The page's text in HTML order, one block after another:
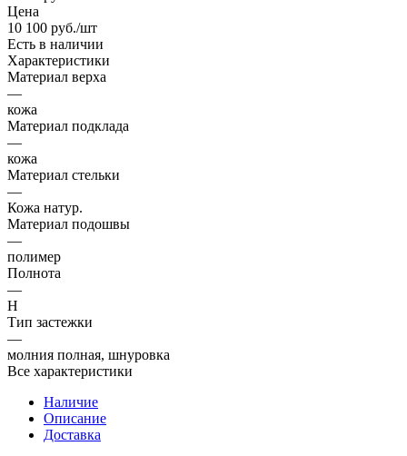
Цена
10 100 руб./шт
Есть в наличии
Характеристики
Материал верха
—
кожа
Материал подклада
—
кожа
Материал стельки
—
Кожа натур.
Материал подошвы
—
полимер
Полнота
—
H
Тип застежки
—
молния полная, шнуровка
Все характеристики
Наличие
Описание
Доставка